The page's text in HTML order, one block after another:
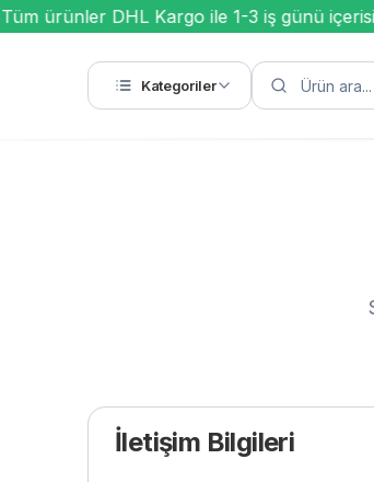
ürünler DHL Kargo ile 1-3 iş günü
Kategoriler
İletişim Bilgileri